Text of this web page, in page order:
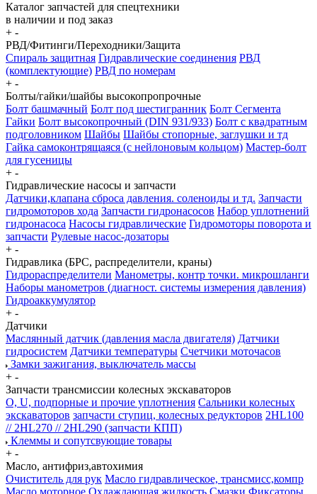
Каталог запчастей для спецтехники
в наличии и под заказ
+ -
РВД/Фитинги/Переходники/Защита
Спираль защитная Гидравлические соединения РВД
(комплектующие) РВД по номерам
+ -
Болты/гайки/шайбы высокопропрочные
Болт башмачный Болт под шестигранник Болт Сегмента
Гайки Болт высокопрочный (DIN 931/933) Болт с квадратным
подголовником Шайбы Шайбы стопорные, заглушки и тд
Гайка самоконтрящаяся (с нейлоновым кольцом) Мастер-болт
для гусеницы
+ -
Гидравлические насосы и запчасти
Датчики,клапана сброса давления. соленоиды и тд. Запчасти
гидромоторов хода Запчасти гидронасосов Набор уплотнений
гидронасоса Насосы гидравлические Гидромоторы поворота и
запчасти Рулевые насос-дозаторы
+ -
Гидравлика (БРС, распределители, краны)
Гидрораспределители Манометры, контр точки. микрошланги
Наборы манометров (диагност. системы измерения давления)
Гидроаккумулятор
+ -
Датчики
Маслянный датчик (давления масла двигателя) Датчики
гидросистем Датчики температуры Счетчики моточасов
Замки зажигания, выключатель массы
+ -
Запчасти трансмиссии колесных экскаваторов
О, U, подпорные и прочие уплотнения Сальники колесных
экскаваторов запчасти ступиц, колесных редукторов 2HL100
// 2HL270 // 2HL290 (запчасти КПП)
Клеммы и сопутсвующие товары
+ -
Масло, антифриз,автохимия
Очиститель для рук Масло гидравлическое, трансмисс,компр